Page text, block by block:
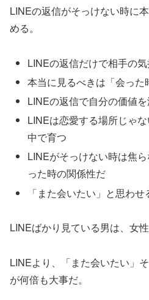
LINEの返信がそっけない時に
める。
LINEの返信だけで相手の
本当に見るべきは「会った
LINEの返信で自分の価値
LINEは恋愛する場所じゃ
中で育つ
LINEがそっけない時は焦
った時の関係性だ
「また会いたい」と思わ
LINEばかり見ている男は、女性
LINEより、「また会いたい」
が何倍も大事だ。